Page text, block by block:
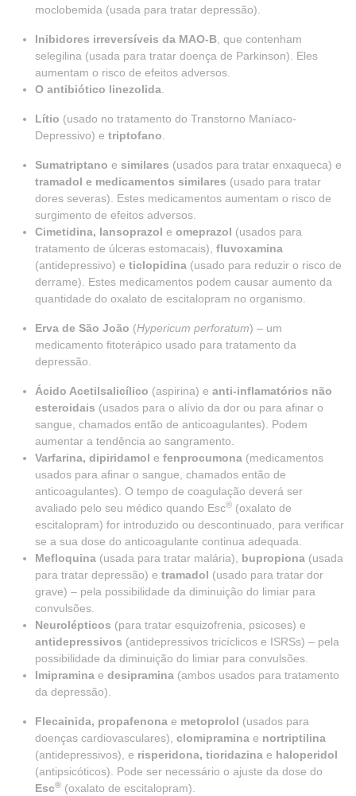
moclobemida (usada para tratar depressão).
Inibidores irreversíveis da MAO-B , que contenham
selegilina (usada para tratar doença de Parkinson). Eles
aumentam o risco de efeitos adversos.
O antibiótico linezolida
Lítio (usado no tratamento do Transtorno Maníaco-
Depressivo) e triptofano
Sumatriptano e similares (usados para tratar enxaqueca) e
tramadol e medicamentos similares (usado para tratar
dores severas). Estes medicamentos aumentam o risco de
surgimento de efeitos adversos.
Cimetidina, lansoprazol e omeprazol (usados para
tratamento de úlceras estomacais), fluvoxamina
(antidepressivo) e ticlopidina (usado para reduzir o risco de
derrame). Estes medicamentos podem causar aumento da
quantidade do oxalato de escitalopram no organismo.
Erva de São João (Hypericum perforatum) – um
medicamento fitoterápico usado para tratamento da
depressão.
Ácido Acetilsalicílico (aspirina) e anti-inflamatórios não
esteroidais (usados para o alívio da dor ou para afinar o
sangue, chamados então de anticoagulantes). Podem
aumentar a tendência ao sangramento.
Varfarina, dipiridamol e fenprocumona (medicamentos
usados para afinar o sangue, chamados então de
anticoagulantes). O tempo de coagulação deverá ser
avaliado pelo seu médico quando Esc® (oxalato de
escitalopram) for introduzido ou descontinuado, para verificar
se a sua dose do anticoagulante continua adequada.
Mefloquina (usada para tratar malária), bupropiona (usada
para tratar depressão) e tramadol (usado para tratar dor
grave) – pela possibilidade da diminuição do limiar para
convulsões.
Neurolépticos (para tratar esquizofrenia, psicoses) e
antidepressivos (antidepressivos tricíclicos e ISRSs) – pela
possibilidade da diminuição do limiar para convulsões.
Imipramina e desipramina (ambos usados para tratamento
da depressão).
Flecainida, propafenona e metoprolol (usados para
doenças cardiovasculares), clomipramina e nortriptilina
(antidepressivos), e risperidona, tioridazina e haloperidol
(antipsicóticos). Pode ser necessário o ajuste da dose do
Esc® (oxalato de escitalopram).